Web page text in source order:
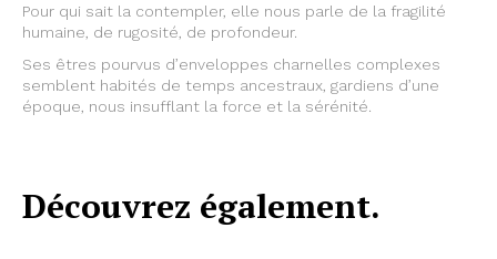
Pour qui sait la contempler, elle nous parle de la fragilité
humaine, de rugosité, de profondeur.
Ses êtres pourvus d’enveloppes charnelles complexes
semblent habités de temps ancestraux, gardiens d’une
époque, nous insufflant la force et la sérénité.
Découvrez également.